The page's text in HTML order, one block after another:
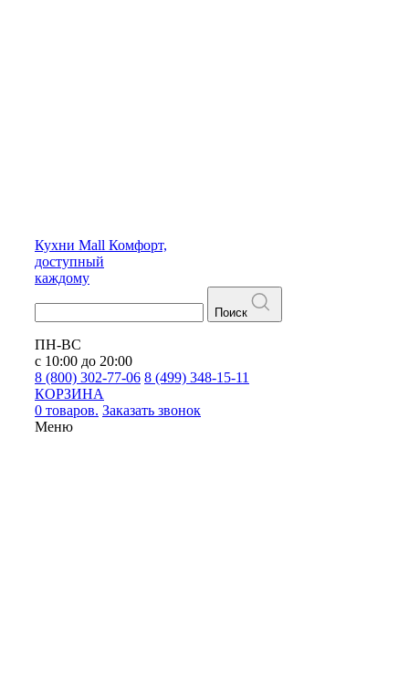
Кухни Mall Комфорт,
доступный
каждому
Поиск
ПН-ВС
с 10:00 до 20:00
8 (800) 302-77-06 8 (499) 348-15-11
КОРЗИНА
0 товаров. Заказать звонок
Меню